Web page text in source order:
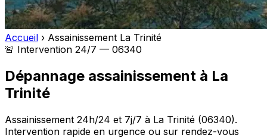
Accueil › Assainissement La Trinité
🚨 Intervention 24/7 — 06340
Dépannage assainissement à La
Trinité
Assainissement 24h/24 et 7j/7 à La Trinité (06340).
Intervention rapide en urgence ou sur rendez-vous